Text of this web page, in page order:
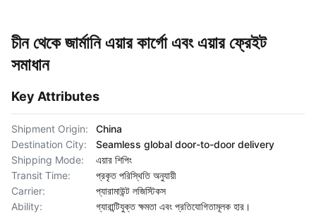
চীন থেকে জার্মানি এয়ার কার্গো এবং এয়ার ফ্রেইট
সমাধান
Key Attributes
Shipment Origin:
China
Destination City:
Seamless global door-to-door delivery
Shipping Mode:
এয়ার শিপিং
Transit Time:
প্রকৃত পরিস্থিতি অনুযায়ী
Carrier:
প্যারামাউন্ট লজিস্টিকস
Ability:
গ্যারান্টিযুক্ত ক্ষমতা এবং প্রতিযোগিতামূলক হার।